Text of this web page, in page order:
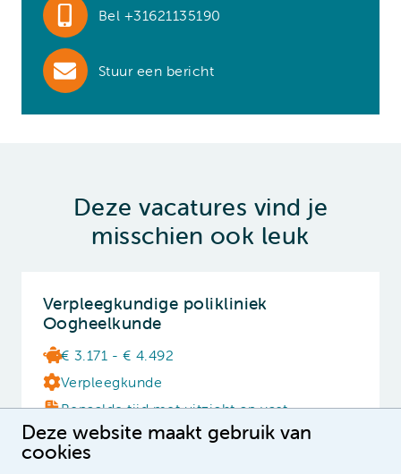
Deze website maakt gebruik van
cookies
Bel +31621135190
Stuur een bericht
Deze vacatures vind je
misschien ook leuk
Verpleegkundige polikliniek
Oogheelkunde
€ 3.171 - € 4.492
Verpleegkunde
Bepaalde tijd met uitzicht op vast
32 - 36 uur